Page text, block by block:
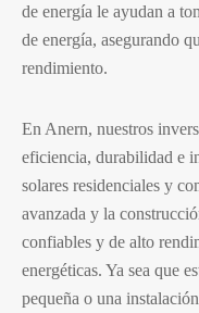
de energía le ayudan a
de energía, asegurando
rendimiento.
En Anern, nuestros
eficiencia, durabilidad e
solares residenciales y
avanzada y la
confiables y de alto
energéticas. Ya sea que
pequeña o una